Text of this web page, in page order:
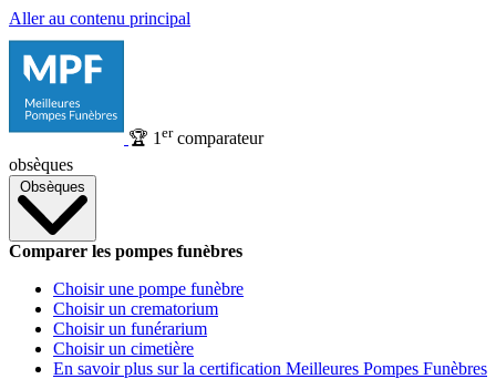
Aller au contenu principal
🏆 1 ercomparateur
obsèques
Obsèques
Comparer les pompes funèbres
Choisir une pompe funèbre
Choisir un crematorium
Choisir un funérarium
Choisir un cimetière
En savoir plus sur la certification Meilleures Pompes Funèbres